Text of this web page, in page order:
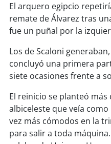
El arquero egipcio
remate de Álvarez tras
fue un puñal por la
Los de Scaloni
concluyó una primera
siete ocasiones frente a
El reinicio se planteó
albiceleste que veía
vez más cómodos en la
para salir a toda